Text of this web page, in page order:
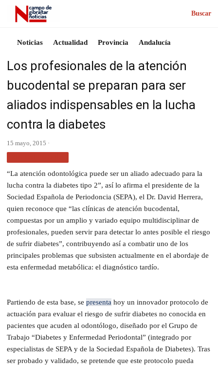
Buscar
Noticias Actualidad Provincia Andalucía
Los profesionales de la atención
bucodental se preparan para ser
aliados indispensables en la lucha
contra la diabetes
15 mayo, 2015 ·
“La atención odontológica puede ser un aliado adecuado para la
lucha contra la diabetes tipo 2”, así lo afirma el presidente de la
Sociedad Española de Periodoncia (SEPA), el Dr. David Herrera,
quien reconoce que “las clínicas de atención bucodental,
compuestas por un amplio y variado equipo multidisciplinar de
profesionales, pueden servir para detectar lo antes posible el riesgo
de sufrir diabetes”, contribuyendo así a combatir uno de los
principales problemas que subsisten actualmente en el abordaje de
esta enfermedad metabólica: el diagnóstico tardío.
Partiendo de esta base, se presenta hoy un innovador protocolo de
actuación para evaluar el riesgo de sufrir diabetes no conocida en
pacientes que acuden al odontólogo, diseñado por el Grupo de
Trabajo “Diabetes y Enfermedad Periodontal” (integrado por
especialistas de SEPA y de la Sociedad Española de Diabetes). Tras
ser probado y validado, se pretende que este protocolo pueda